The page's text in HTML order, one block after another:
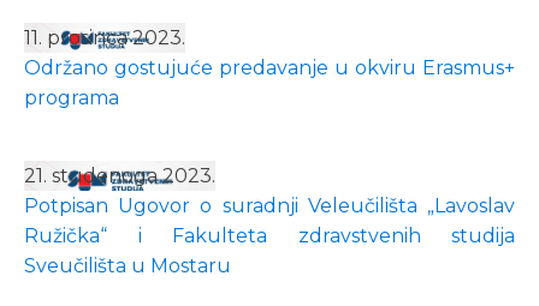
11. prosinca 2023.
Održano gostujuće predavanje u okviru Erasmus+
programa
21. studenoga 2023.
Potpisan Ugovor o suradnji Veleučilišta „Lavoslav
Ružička“ i Fakulteta zdravstvenih studija
Sveučilišta u Mostaru